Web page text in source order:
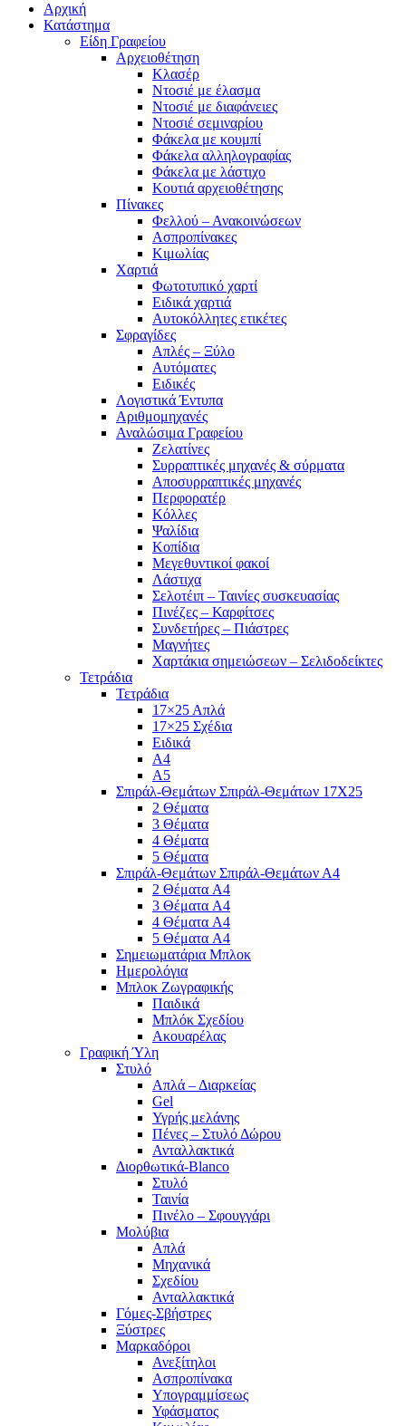
Αρχική
Κατάστημα
Είδη Γραφείου
Αρχειοθέτηση
Κλασέρ
Ντοσιέ με έλασμα
Ντοσιέ με διαφάνειες
Ντοσιέ σεμιναρίου
Φάκελα με κουμπί
Φάκελα αλληλογραφίας
Φάκελα με λάστιχο
Κουτιά αρχειοθέτησης
Πίνακες
Φελλού – Ανακοινώσεων
Ασπροπίνακες
Κιμωλίας
Χαρτιά
Φωτοτυπικό χαρτί
Ειδικά χαρτιά
Αυτοκόλλητες ετικέτες
Σφραγίδες
Απλές – Ξύλο
Αυτόματες
Ειδικές
Λογιστικά Έντυπα
Αριθμομηχανές
Αναλώσιμα Γραφείου
Ζελατίνες
Συρραπτικές μηχανές & σύρματα
Αποσυρραπτικές μηχανές
Περφορατέρ
Κόλλες
Ψαλίδια
Κοπίδια
Μεγεθυντικοί φακοί
Λάστιχα
Σελοτέιπ – Ταινίες συσκευασίας
Πινέζες – Καρφίτσες
Συνδετήρες – Πιάστρες
Μαγνήτες
Χαρτάκια σημειώσεων – Σελιδοδείκτες
Τετράδια
Τετράδια
17×25 Απλά
17×25 Σχέδια
Ειδικά
Α4
Α5
Σπιράλ-Θεμάτων Σπιράλ-Θεμάτων 17Χ25
2 Θέματα
3 Θέματα
4 Θέματα
5 Θέματα
Σπιράλ-Θεμάτων Σπιράλ-Θεμάτων Α4
2 Θέματα A4
3 Θέματα A4
4 Θέματα A4
5 Θέματα A4
Σημειωματάρια Μπλοκ
Ημερολόγια
Μπλοκ Ζωγραφικής
Παιδικά
Μπλόκ Σχεδίου
Ακουαρέλας
Γραφική Ύλη
Στυλό
Απλά – Διαρκείας
Gel
Υγρής μελάνης
Πένες – Στυλό Δώρου
Ανταλλακτικά
Διορθωτικά-Blanco
Στυλό
Ταινία
Πινέλο – Σφουγγάρι
Μολύβια
Απλά
Μηχανικά
Σχεδίου
Ανταλλακτικά
Γόμες-Σβήστρες
Ξύστρες
Μαρκαδόροι
Ανεξίτηλοι
Ασπροπίνακα
Υπογραμμίσεως
Υφάσματος